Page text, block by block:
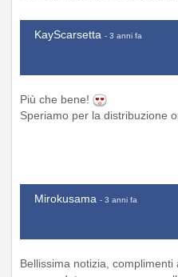
KayScarsetta - 3 anni fa
Più che bene!
Speriamo per la distribuzione
Mirokusama - 3 anni fa
Bellissima notizia,